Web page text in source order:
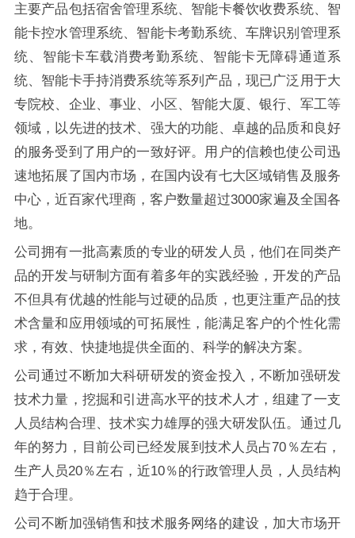
主要产品包括宿舍管理系统、智能卡餐饮收费系统、智
能卡控水管理系统、智能卡考勤系统、车牌识别管理系
统、智能卡车载消费考勤系统、智能卡无障碍通道系
统、智能卡手持消费系统等系列产品，现已广泛用于大
专院校、企业、事业、小区、智能大厦、银行、军工等
领域，以先进的技术、强大的功能、卓越的品质和良好
的服务受到了用户的一致好评。用户的信赖也使公司迅
速地拓展了国内市场，在国内设有七大区域销售及服务
中心，近百家代理商，客户数量超过3000家遍及全国各
地。
公司拥有一批高素质的专业的研发人员，他们在同类产
品的开发与研制方面有着多年的实践经验，开发的产品
不但具有优越的性能与过硬的品质，也更注重产品的技
术含量和应用领域的可拓展性，能满足客户的个性化需
求，有效、快捷地提供全面的、科学的解决方案。
公司通过不断加大科研研发的资金投入，不断加强研发
技术力量，挖掘和引进高水平的技术人才，组建了一支
人员结构合理、技术实力雄厚的强大研发队伍。通过几
年的努力，目前公司已经发展到技术人员占70％左右，
生产人员20％左右，近10％的行政管理人员，人员结构
趋于合理。
公司不断加强销售和技术服务网络的建设，加大市场开